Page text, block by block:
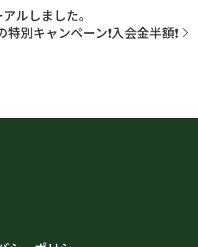
ルしました。
別キャンペーン❗入会金半額❗